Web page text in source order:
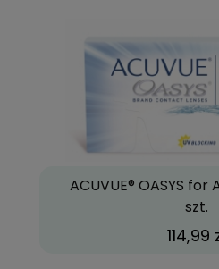
ACUVUE® OASYS for
szt.
114,99